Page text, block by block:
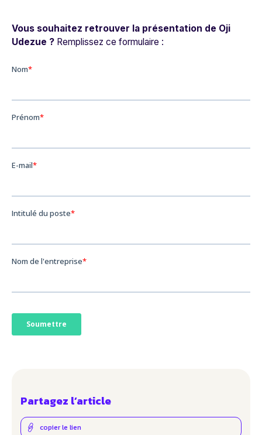
Vous souhaitez retrouver la présentation de Oji
Udezue ? Remplissez ce formulaire :
Partagez l’article
copier le lien